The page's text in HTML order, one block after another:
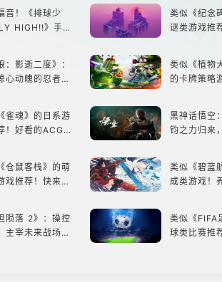
音！《排球少
HIGH!!》手游
类似《纪念
谜类游戏推
：影逝二度》：
心动魄的忍者之
类似《植物
的卡牌策略
雀魂》的日系游
！好看的ACG看
黑神话悟空
钧之力归来
仓鼠客栈》的萌
戏推荐！快来养
类似《碧蓝
成类游戏！
陨落 2》：操控
主宰未来战场；
类似《FIFA
球类比赛推